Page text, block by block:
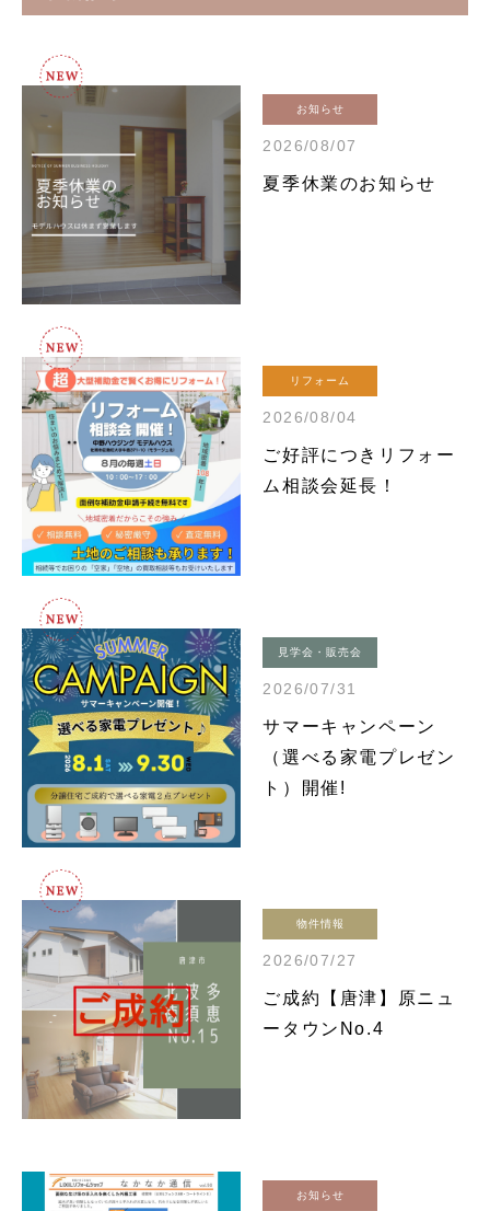
お知らせ
2026/08/07
夏季休業のお知らせ
リフォーム
2026/08/04
ご好評につきリフォー
ム相談会延長！
見学会・販売会
2026/07/31
サマーキャンペーン
（選べる家電プレゼン
ト）開催!
物件情報
2026/07/27
ご成約【唐津】原ニュ
ータウンNo.4
お知らせ